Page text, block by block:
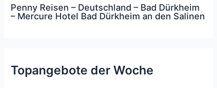
Penny Reisen – Deutschland – Bad Dürkheim
– Mercure Hotel Bad Dürkheim an den Salinen
Topangebote der Woche